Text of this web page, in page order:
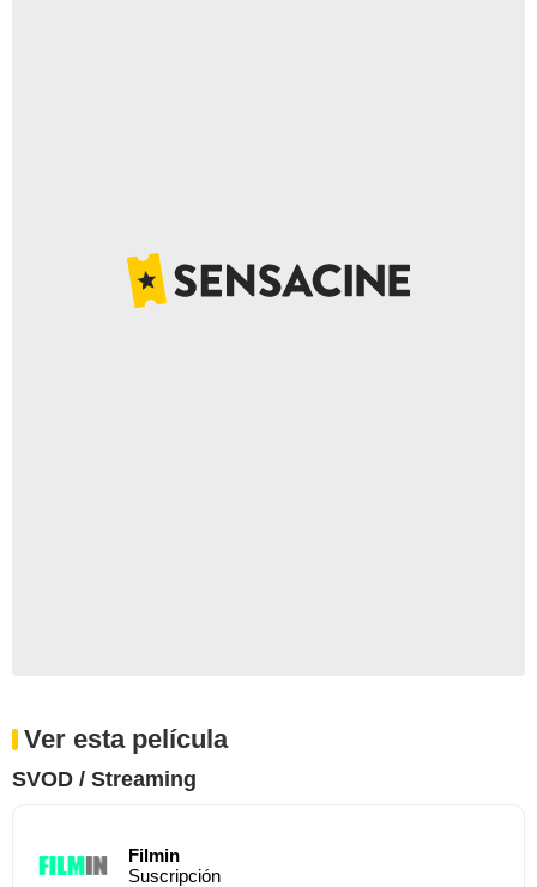
Ver esta película
SVOD / Streaming
Filmin
Suscripción